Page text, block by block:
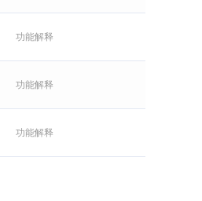
功能解释
功能解释
功能解释